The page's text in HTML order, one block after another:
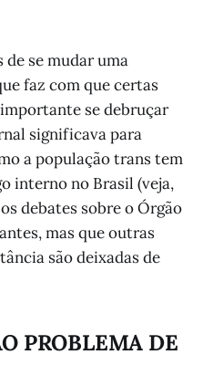
se mudar uma
faz com que certas
se debruçar
significava para
a população trans tem
interno no Brasil (veja,
debates sobre o Órgão
mas que outras
são deixadas de
PROBLEMA DE